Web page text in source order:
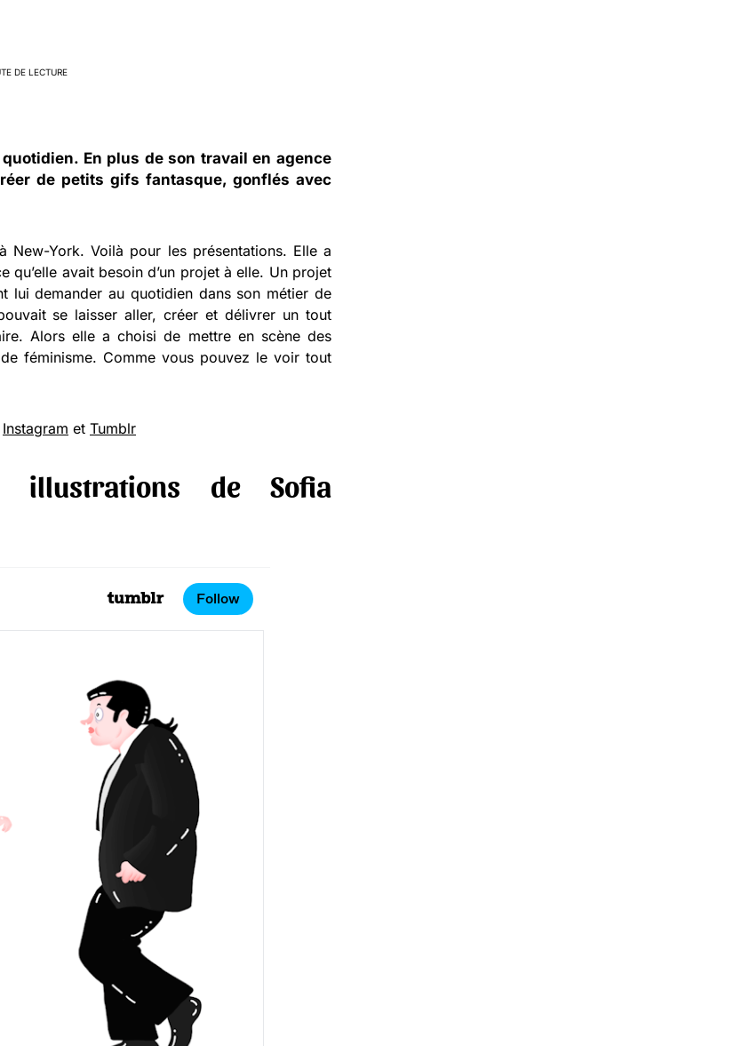
DE LECTURE
En plus de son travail en agence
de petits gifs fantasque, gonflés avec
New-York. Voilà pour les présentations. Elle a
avait besoin d’un projet à elle. Un projet
lui demander au quotidien dans son métier de
se laisser aller, créer et délivrer un tout
Alors elle a choisi de mettre en scène des
féminisme. Comme vous pouvez le voir tout
Instagram et Tumblr
illustrations de Sofia